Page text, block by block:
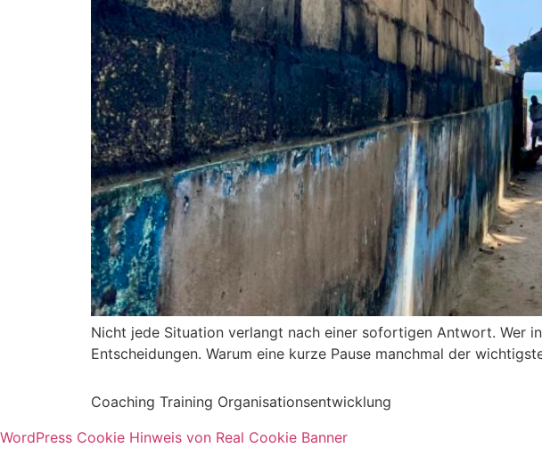
Nicht jede Situation verlangt nach einer sofortigen Antwort. Wer
Entscheidungen. Warum eine kurze Pause manchmal der
Coaching Training Organisationsentwicklung
WordPress Cookie Hinweis von Real Cookie Banner